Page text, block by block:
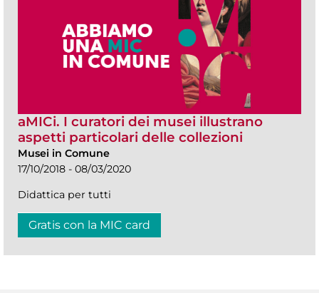
aMICi. I curatori dei musei illustrano
aspetti particolari delle collezioni
Musei in Comune
17/10/2018 - 08/03/2020
Didattica per tutti
Gratis con la MIC card